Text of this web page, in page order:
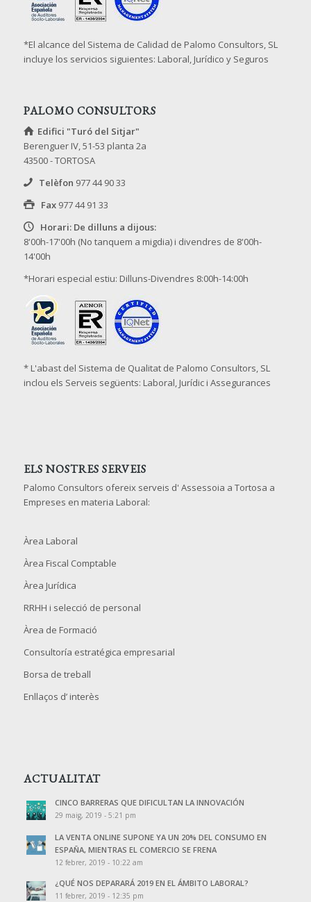
*El alcance del Sistema de Calidad de Palomo Consultors, SL
incluye los servicios siguientes: Laboral, Jurídico y Seguros
PALOMO CONSULTORS
Edifici "Turó del Sitjar"
Berenguer IV, 51-53 planta 2a
43500 - TORTOSA
Telèfon 977 44 90 33
Fax 977 44 91 33
Horari: De dilluns a dijous:
8'00h-17'00h (No tanquem a migdia) i divendres de 8'00h-
14'00h
*Horari especial estiu: Dilluns-Divendres 8:00h-14:00h
* L'abast del Sistema de Qualitat de Palomo Consultors, SL
inclou els Serveis següents: Laboral, Jurídic i Assegurances
ELS NOSTRES SERVEIS
Palomo Consultors ofereix serveis d' Assessoia a Tortosa a
Empreses en materia Laboral:
Àrea Laboral
Àrea Fiscal Comptable
Àrea Jurídica
RRHH i selecció de personal
Àrea de Formació
Consultoría estratégica empresarial
Borsa de treball
Enllaços d’ interès
ACTUALITAT
CINCO BARRERAS QUE DIFICULTAN LA INNOVACIÓN
29 maig, 2019 - 5:21 pm
LA VENTA ONLINE SUPONE YA UN 20% DEL CONSUMO EN
ESPAÑA, MIENTRAS EL COMERCIO SE FRENA
12 febrer, 2019 - 10:22 am
¿QUÉ NOS DEPARARÁ 2019 EN EL ÁMBITO LABORAL?
11 febrer, 2019 - 12:35 pm